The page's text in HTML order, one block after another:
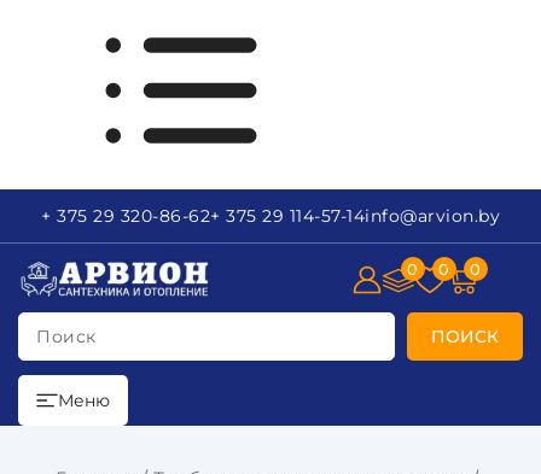
+ 375 29 320-86-62+ 375 29 114-57-14info@arvion.by
Поиск ПОИСК
0 0 0
Меню